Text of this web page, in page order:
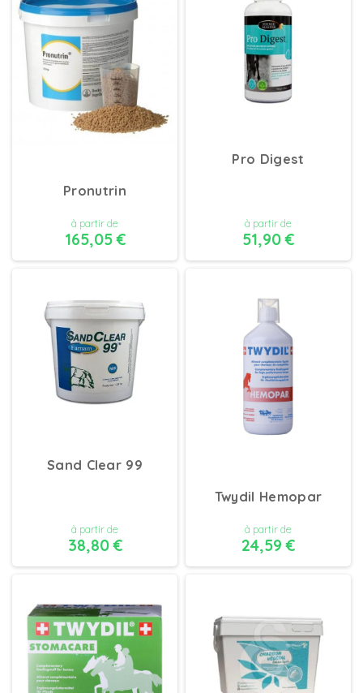
Pronutrin
à partir de
165,05 €
DÉTAILS
Pro Digest
à partir de
51,90 €
DÉTAILS
Sand Clear 99
à partir de
38,80 €
DÉTAILS
Twydil Hemopar
à partir de
24,59 €